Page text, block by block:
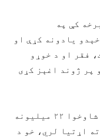
کې په
یادونه کړې او
فقر او د خوړو
پر ژوند اغېز کړی
د دې بنسټ په وینا، په ۲۰۲۶ کال کې شاوخوا ۲۲ میلیونه
اړتیا لري، خو د